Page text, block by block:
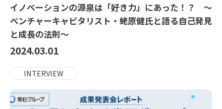
イノベーションの源泉は「好き力」にあった！？ ～
ベンチャーキャピタリスト・蛯原健氏と語る自己発見
と成長の法則～
2024.03.01
INTERVIEW